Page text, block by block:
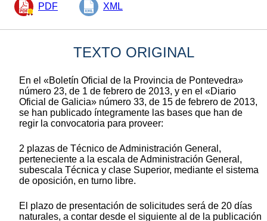
PDF XML
TEXTO ORIGINAL
En el «Boletín Oficial de la Provincia de Pontevedra»
número 23, de 1 de febrero de 2013, y en el «Diario
Oficial de Galicia» número 33, de 15 de febrero de 2013,
se han publicado íntegramente las bases que han de
regir la convocatoria para proveer:
2 plazas de Técnico de Administración General,
perteneciente a la escala de Administración General,
subescala Técnica y clase Superior, mediante el sistema
de oposición, en turno libre.
El plazo de presentación de solicitudes será de 20 días
naturales, a contar desde el siguiente al de la publicación